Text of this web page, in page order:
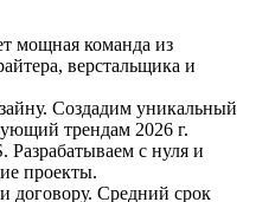
мощная команда
верстальщика и
Создадим уникальный
трендам 2026 г.
Разрабатываем с нуля и
проекты.
договору.Средний срок
соблюдения дедлайнов.